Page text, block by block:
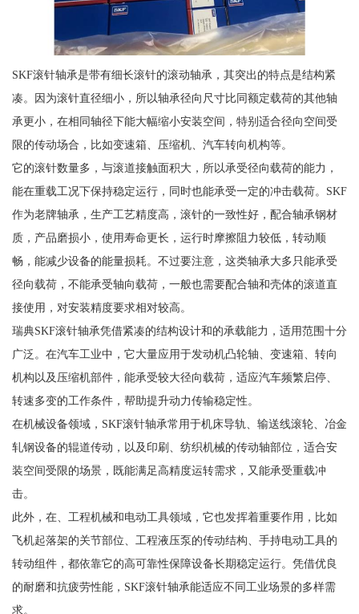
SKF滚针轴承是带有细长滚针的滚动轴承，其突出的特点是结构紧
凑。因为滚针直径细小，所以轴承径向尺寸比同额定载荷的其他轴
承更小，在相同轴径下能大幅缩小安装空间，特别适合径向空间受
限的传动场合，比如变速箱、压缩机、汽车转向机构等。
它的滚针数量多，与滚道接触面积大，所以承受径向载荷的能力，
能在重载工况下保持稳定运行，同时也能承受一定的冲击载荷。SKF
作为老牌轴承，生产工艺精度高，滚针的一致性好，配合轴承钢材
质，产品磨损小，使用寿命更长，运行时摩擦阻力较低，转动顺
畅，能减少设备的能量损耗。不过要注意，这类轴承大多只能承受
径向载荷，不能承受轴向载荷，一般也需要配合轴和壳体的滚道直
接使用，对安装精度要求相对较高。
瑞典SKF滚针轴承凭借紧凑的结构设计和的承载能力，适用范围十分
广泛。在汽车工业中，它大量应用于发动机凸轮轴、变速箱、转向
机构以及压缩机部件，能承受较大径向载荷，适应汽车频繁启停、
转速多变的工作条件，帮助提升动力传输稳定性。
在机械设备领域，SKF滚针轴承常用于机床导轨、输送线滚轮、冶金
轧钢设备的辊道传动，以及印刷、纺织机械的传动轴部位，适合安
装空间受限的场景，既能满足高精度运转需求，又能承受重载冲
击。
此外，在、工程机械和电动工具领域，它也发挥着重要作用，比如
飞机起落架的关节部位、工程液压泵的传动结构、手持电动工具的
转动组件，都依靠它的高可靠性保障设备长期稳定运行。凭借优良
的耐磨和抗疲劳性能，SKF滚针轴承能适应不同工业场景的多样需
求。